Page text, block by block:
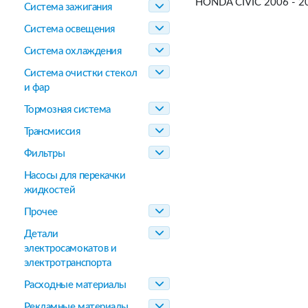
Система зажигания
Система освещения
Система охлаждения
Система очистки стекол
и фар
Тормозная система
Трансмиссия
Фильтры
Насосы для перекачки
жидкостей
Прочее
Детали
электросамокатов и
электротранспорта
Расходные материалы
HONDA CIVIC 2006 -